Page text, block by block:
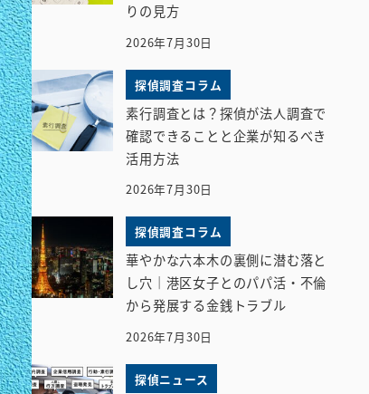
りの見方
2026年7月30日
探偵調査コラム
素行調査とは？探偵が法人調査で
確認できることと企業が知るべき
活用方法
2026年7月30日
探偵調査コラム
華やかな六本木の裏側に潜む落と
し穴｜港区女子とのパパ活・不倫
から発展する金銭トラブル
2026年7月30日
探偵ニュース